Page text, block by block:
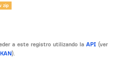
zip
a este registro utilizando la API (ver
).